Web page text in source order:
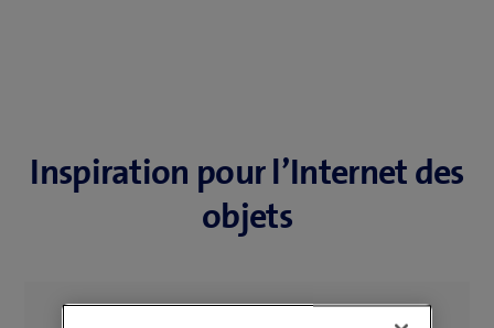
Inspiration pour l’Internet des
objets